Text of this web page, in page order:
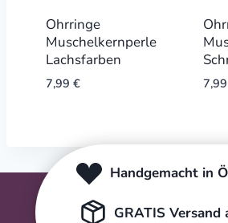
Ohrringe
Muschelkernperle
Lachsfarben
7,99 € 7,99
Handgemacht in
GRATIS Versand